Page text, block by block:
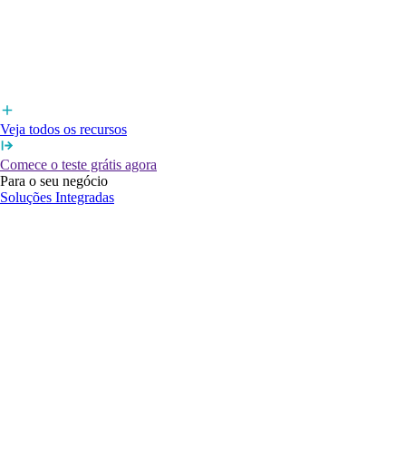
Veja todos os recursos
Comece o teste grátis agora
Para o seu negócio
Soluções Integradas